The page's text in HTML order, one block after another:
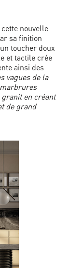
nouvelle
sa finition
toucher doux
et tactile crée
ainsi des
vagues de la
en créant
de grand